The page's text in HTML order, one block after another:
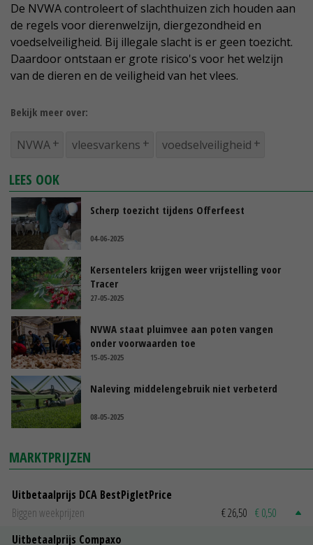
De NVWA controleert of slachthuizen zich houden aan
de regels voor dierenwelzijn, diergezondheid en
voedselveiligheid. Bij illegale slacht is er geen toezicht.
Daardoor ontstaan er grote risico's voor het welzijn
van de dieren en de veiligheid van het vlees.
Bekijk meer over:
NVWA vleesvarkens voedselveiligheid
LEES OOK
Scherp toezicht tijdens Offerfeest
04-06-2025
Kersentelers krijgen weer vrijstelling voor
Tracer
27-05-2025
NVWA staat pluimvee aan poten vangen
onder voorwaarden toe
15-05-2025
Naleving middelengebruik niet verbeterd
08-05-2025
MARKTPRIJZEN
Uitbetaalprijs DCA BestPigletPrice
Biggen weekprijzen
€ 26,50 € 0,50
Uitbetaalprijs Compaxo